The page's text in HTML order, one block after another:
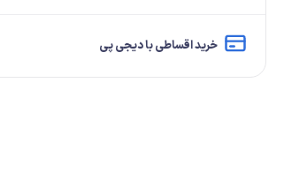
خرید اقساطی با دیجی پی